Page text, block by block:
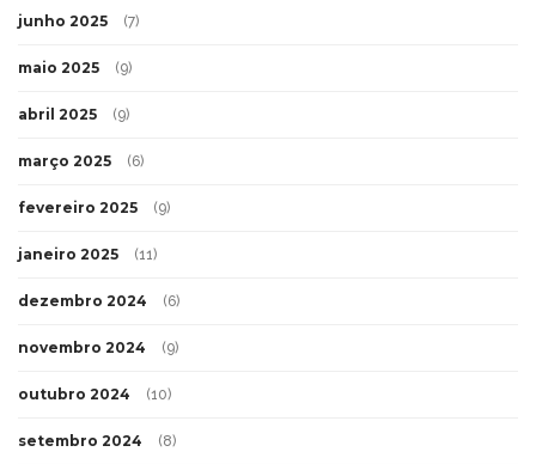
junho 2025 (7)
maio 2025 (9)
abril 2025 (9)
março 2025 (6)
fevereiro 2025 (9)
janeiro 2025 (11)
dezembro 2024 (6)
novembro 2024 (9)
outubro 2024 (10)
setembro 2024 (8)